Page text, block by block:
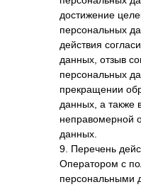
достижение
персональных
действия
данных, отзыв
персональных
прекращении
данных, а также
неправомерной
данных.
9. Перечень
Оператором с
персональными